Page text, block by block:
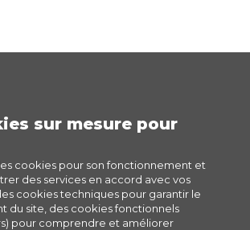
sur mesure pour
cookies pour son fonctionnement et
des services en accord avec vos
cookies techniques pour garantir le
du site, des cookies fonctionnels
pour comprendre et améliorer